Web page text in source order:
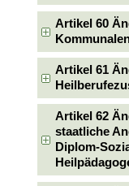
Artikel 60
Artikel 61
Artikel 62
staatliche
Diplom-